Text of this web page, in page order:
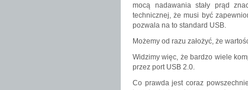
mocą nadawania stały prąd
technicznej, że musi być
pozwala na to standard USB.
Możemy od razu założyć, że
Widzimy więc, że bardzo wiele
przez port USB 2.0.
Co prawda jest coraz